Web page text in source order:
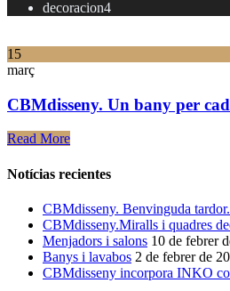
decoracion4
15
març
CBMdisseny. Un bany per
Read More
Notícias recientes
CBMdisseny. Benvinguda
CBMdisseny.Miralls i quadres
Menjadors i salons 10 de febrer
Banys i lavabos 2 de febrer de
CBMdisseny incorpora INKO